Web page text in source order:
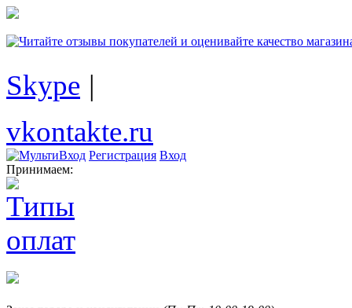
Skype |
vkontakte.ru
Регистрация Вход
Принимаем: